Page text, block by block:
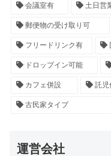
会議室有 土日営
郵便物の受け取り可
フリードリンク有
ドロップイン可能
カフェ併設 託児
古民家タイプ
運営会社